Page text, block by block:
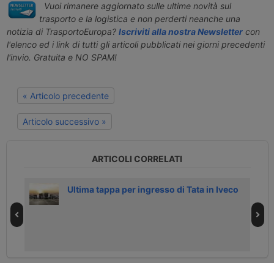
Vuoi rimanere aggiornato sulle ultime novità sul
trasporto e la logistica e non perderti neanche una
notizia di TrasportoEuropa? Iscriviti alla nostra Newslettercon
l'elenco ed i link di tutti gli articoli pubblicati nei giorni precedenti
l'invio. Gratuita e NO SPAM!
« Articolo precedente
Articolo successivo »
ARTICOLI CORRELATI
Ultima tappa per ingresso di Tata in Iveco